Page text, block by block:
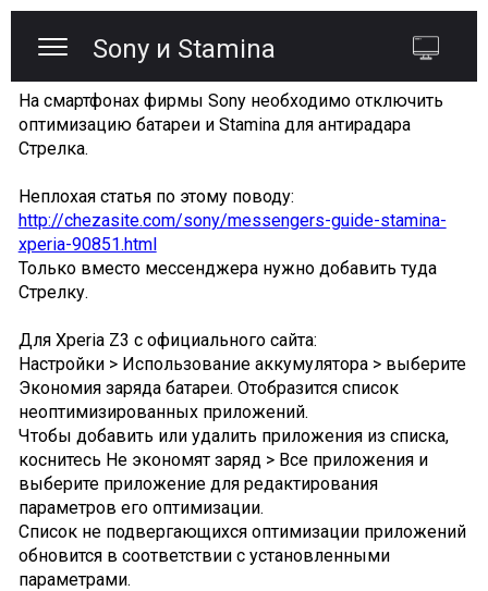
Sony и Stamina
На смартфонах фирмы Sony необходимо отключить
оптимизацию батареи и Stamina для антирадара
Стрелка.
Неплохая статья по этому поводу:
http://chezasite.com/sony/messengers-guide-stamina-
xperia-90851.html
Только вместо мессенджера нужно добавить туда
Стрелку.
Для Xperia Z3 с официального сайта:
Настройки > Использование аккумулятора > выберите
Экономия заряда батареи. Отобразится список
неоптимизированных приложений.
Чтобы добавить или удалить приложения из списка,
коснитесь Не экономят заряд > Все приложения и
выберите приложение для редактирования
параметров его оптимизации.
Список не подвергающихся оптимизации приложений
обновится в соответствии с установленными
параметрами.